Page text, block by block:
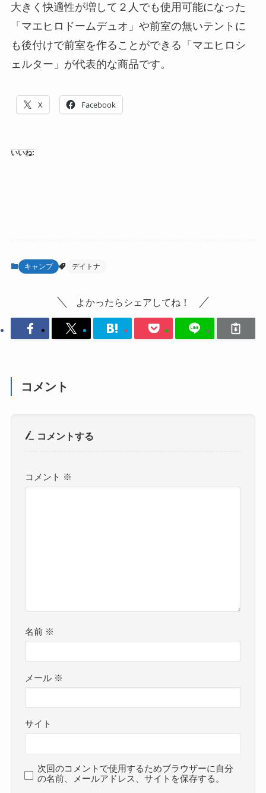
大きく快適性が増して２人でも使用可能になった
「マエヒロドームデュオ」や前室の無いテントに
も後付けで前室を作ることができる「マエヒロシ
ェルター」が代表的な商品です。
X Facebook
いいね:
キャンプ デイトナ
よかったらシェアしてね！
コメント
コメントする
コメント ※
名前 ※
メール ※
サイト
次回のコメントで使用するためブラウザーに自分
の名前、メールアドレス、サイトを保存する。